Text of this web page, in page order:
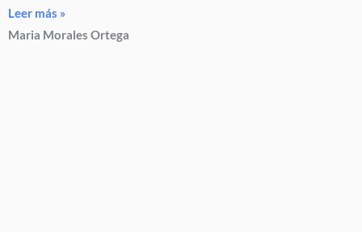
Leer más »
Maria Morales Ortega